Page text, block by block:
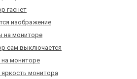
гаснет
изображение
на мониторе
сам выключается
на мониторе
монитора